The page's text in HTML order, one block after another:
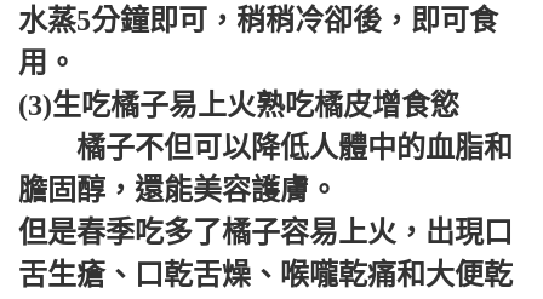
水蒸5分鐘即可，稍稍冷卻後，即可食
用。
(3)生吃橘子易上火熟吃橘皮增食慾
橘子不但可以降低人體中的血脂和
膽固醇，還能美容護膚。
但是春季吃多了橘子容易上火，出現口
舌生瘡、口乾舌燥、喉嚨乾痛和大便乾